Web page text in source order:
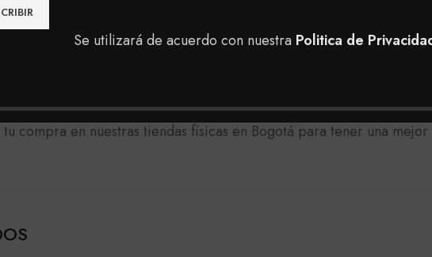
Se utilizará de acuerdo con nuestra Politica de
por 24 horas.
aparece ninguna reacción desfavorable (irritación, hinchazón, ó
y muchas mas en nuestra tienda, puedes realizar tu pedido a
compra en nuestras tiendas físicas en Bogotá para tener una mejor